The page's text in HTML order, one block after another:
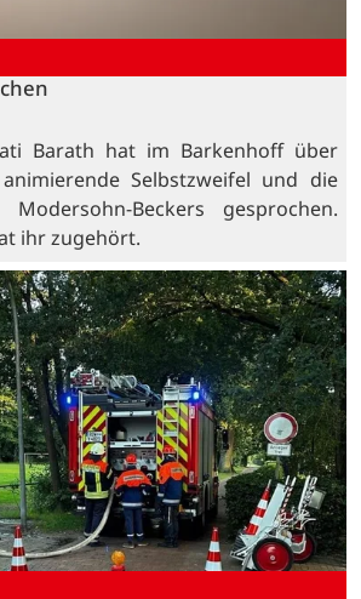
Barath hat im Barkenhoff über
animierende Selbstzweifel und die
Beckers gesprochen.
ihr zugehört.